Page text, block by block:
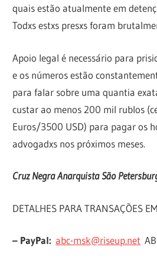
quais estão atualmente em
Todxs estxs presxs foram
Apoio legal é necessário para
e os números estão
para falar sobre uma quantia
custar ao menos 200 mil rublos
Euros/3500 USD) para pagar os
advogadxs nos próximos meses.
Cruz Negra Anarquista São
DETALHES PARA TRANSAÇÕES
– PayPal: abc-msk@riseup.net